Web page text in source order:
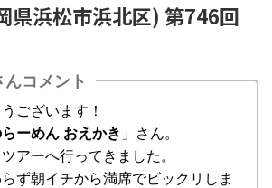
県浜松市浜北区) 第746回
んコメント
ございます！
ーめん おえかき 」さん。
アーへ行ってきました。
ず朝イチから満席でビックリしま